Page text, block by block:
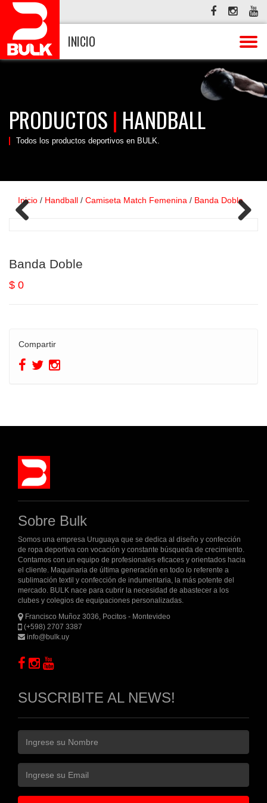
INICIO
PRODUCTOS | HANDBALL
Todos los productos deportivos en BULK.
Inicio / Handball / Camiseta Match Femenina / Banda Doble
Banda Doble
$ 0
Compartir
Sobre Bulk
Somos una empresa Uruguaya que se dedica al diseño y confección
de ropa deportiva con vocación y constante búsqueda de crecimiento.
Contamos con un equipo de profesionales eficaces y orientados hacia
el cliente. Maquinaria de última generación en todo lo referente a
sublimación textil y confección de indumentaria, la más potente del
mercado. BULK nace para cubrir la necesidad de abastecer a los
clubes y colegios de equipaciones personalizadas.
Francisco Muñoz 3036, Pocitos - Montevideo
(+598) 2707 3387
info@bulk.uy
SUSCRIBITE AL NEWS!